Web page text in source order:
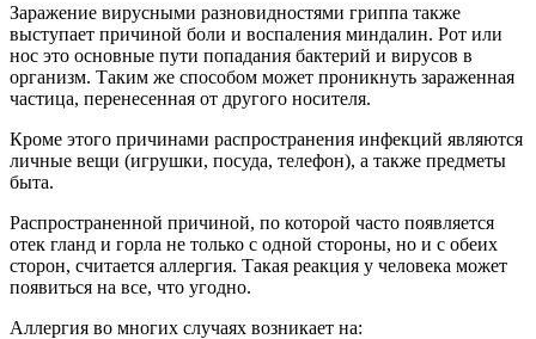
Заражение вирусными разновидностями гриппа также
выступает причиной боли и воспаления миндалин. Рот или
нос это основные пути попадания бактерий и вирусов в
организм. Таким же способом может проникнуть зараженная
частица, перенесенная от другого носителя.
Кроме этого причинами распространения инфекций являются
личные вещи (игрушки, посуда, телефон), а также предметы
быта.
Распространенной причиной, по которой часто появляется
отек гланд и горла не только с одной стороны, но и с обеих
сторон, считается аллергия. Такая реакция у человека может
появиться на все, что угодно.
Аллергия во многих случаях возникает на: